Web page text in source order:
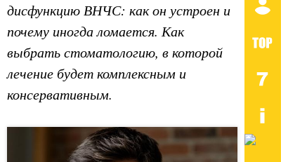
дисфункцию ВНЧС: как он устроен и
почему иногда ломается. Как
выбрать стоматологию, в которой
лечение будет комплексным и
консервативным.